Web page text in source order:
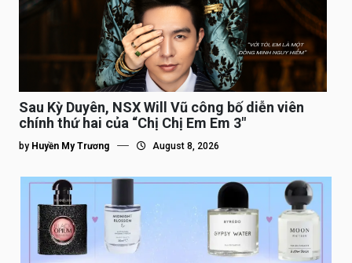
Sau Kỳ Duyên, NSX Will Vũ công bố diễn viên
chính thứ hai của “Chị Chị Em Em 3″
by Huyền My Trương August 8, 2026